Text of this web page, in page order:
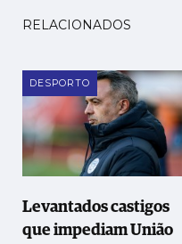
RELACIONADOS
DESPORTO
Levantados castigos
que impediam União